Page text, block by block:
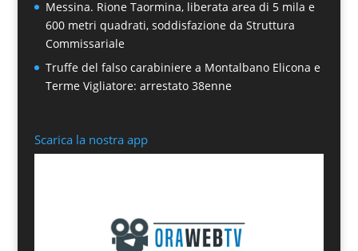
Messina. Rione Taormina, liberata area di 5 mila e
600 metri quadrati, soddisfazione da Struttura
Commissariale
Truffe del falso carabiniere a Montalbano Elicona e
Terme Vigliatore: arrestato 38enne
Scarica la nostra app